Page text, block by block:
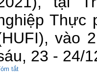
Thực
vào
23 - 24/
tắt